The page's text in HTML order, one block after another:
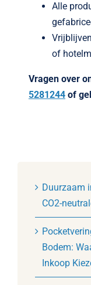
Alle
of
Vragen over
5281244 of
Duurzaam
CO2-
Bodem:
Inkoop